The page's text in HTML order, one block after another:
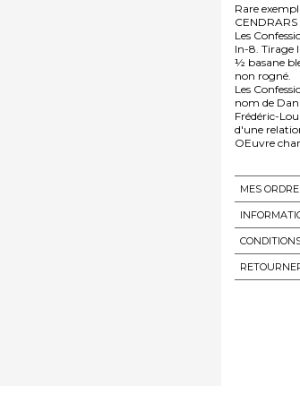
Rare
CENDRARS
Les
In-8. Tirage
½ basane
non rogné.
Les
nom de Dan
Frédéric-
d'une
OEuvre
MES